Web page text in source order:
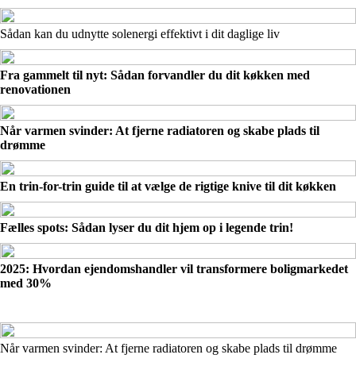
Sådan kan du udnytte solenergi effektivt i dit daglige liv
Fra gammelt til nyt: Sådan forvandler du dit køkken med
renovationen
Når varmen svinder: At fjerne radiatoren og skabe plads til
drømme
En trin-for-trin guide til at vælge de rigtige knive til dit køkken
Fælles spots: Sådan lyser du dit hjem op i legende trin!
2025: Hvordan ejendomshandler vil transformere boligmarkedet
med 30%
Når varmen svinder: At fjerne radiatoren og skabe plads til drømme